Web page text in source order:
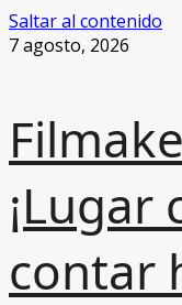
Saltar al contenido
7 agosto, 2026
¡Lugar
contar